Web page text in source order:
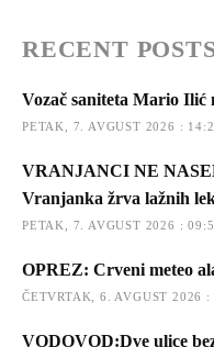
RECENT
Vozač saniteta Mario
PETAK, 7. AVGUST 2026 :
VRANJANCI NE
Vranjanka žrva lažnih
PETAK, 7. AVGUST 2026 :
OPREZ: Crveni meteo
ČETVRTAK, 6. AVGUST 2026 :
VODOVOD:Dve ulice